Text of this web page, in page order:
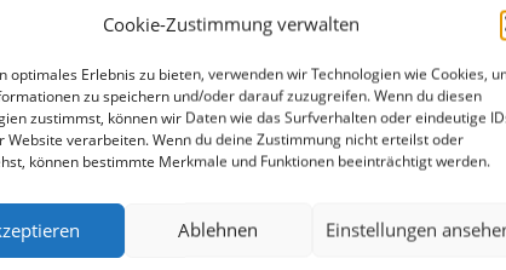
Cookie-Zustimmung verwalten
optimales Erlebnis zu bieten, verwenden wir Technologien wie Cookies,
zu speichern und/oder darauf zuzugreifen. Wenn du diesen
zustimmst, können wir Daten wie das Surfverhalten oder eindeutige
Website verarbeiten. Wenn du deine Zustimmung nicht erteilst oder
können bestimmte Merkmale und Funktionen beeinträchtigt werden.
Ablehnen Einstellungen
Menü für
lassen
Menükarte, Speisekarte &